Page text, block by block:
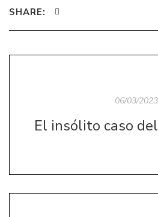
SHARE:
06/03/2023
El insólito caso